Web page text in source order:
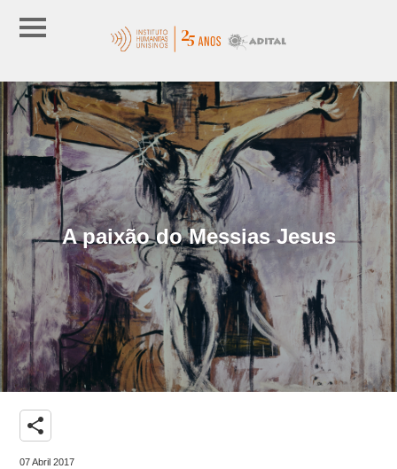
A paixão do Messias Jesus
share
07 Abril 2017